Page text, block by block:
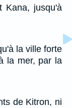
Kana, jusqu'à
la ville forte
la mer, par la
de Kitron, ni